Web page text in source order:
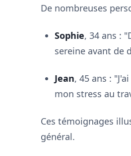
De nombreuses
Sophie, 34 ans :
sereine avant de
Jean, 45 ans :
mon stress au
Ces témoignages
général.